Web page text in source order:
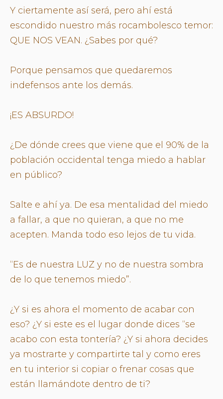
Y ciertamente así será, pero ahí está
escondido nuestro más rocambolesco temor:
QUE NOS VEAN. ¿Sabes por qué?
Porque pensamos que quedaremos
indefensos ante los demás.
¡ES ABSURDO!
¿De dónde crees que viene que el 90% de la
población occidental tenga miedo a hablar
en público?
Salte e ahí ya. De esa mentalidad del miedo
a fallar, a que no quieran, a que no me
acepten. Manda todo eso lejos de tu vida.
“Es de nuestra LUZ y no de nuestra sombra
de lo que tenemos miedo”.
¿Y si es ahora el momento de acabar con
eso? ¿Y si este es el lugar donde dices “se
acabo con esta tontería? ¿Y si ahora decides
ya mostrarte y compartirte tal y como eres
en tu interior si copiar o frenar cosas que
están llamándote dentro de ti?